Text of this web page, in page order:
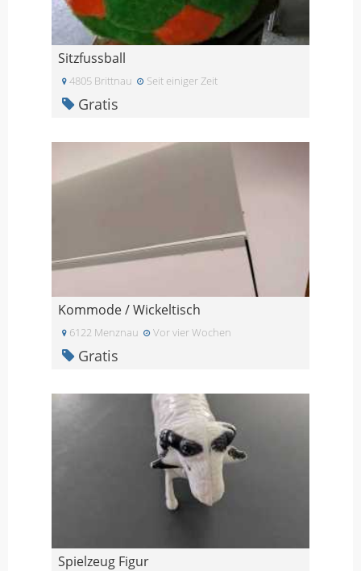
Sitzfussball
4805 Brittnau Seit einiger Zeit
Gratis
Kommode / Wickeltisch
6122 Menznau Vor vier Wochen
Gratis
Spielzeug Figur